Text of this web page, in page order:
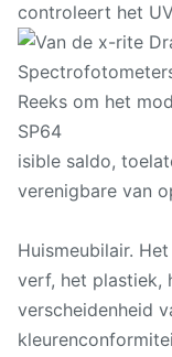
controleert het
isible saldo,
verenigbare van
Huismeubilair.
verf, het plastiek,
verscheidenheid